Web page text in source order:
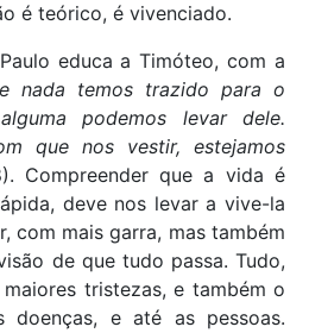
é teórico, é vivenciado.
educa a Timóteo, com a
nada temos trazido para o
podemos levar dele.
que nos vestir, estejamos
Compreender que a vida é
deve nos levar a vive-la
com mais garra, mas também
de que tudo passa. Tudo,
tristezas, e também o
doenças, e até as pessoas.